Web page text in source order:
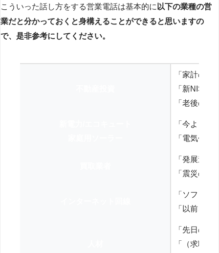
こういった話し方をする営業電話は基本的に 以下の業種の営
業だと分かっておくと身構えることができると思いますの
で、是非参考にしてください。
「家計の見
「新NISA
「老後の
「今より
「電気代を
「発展途
「震災の
「ソフト
「以前、
「先日の
「（求職